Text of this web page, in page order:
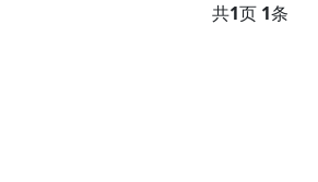
共1页 1条